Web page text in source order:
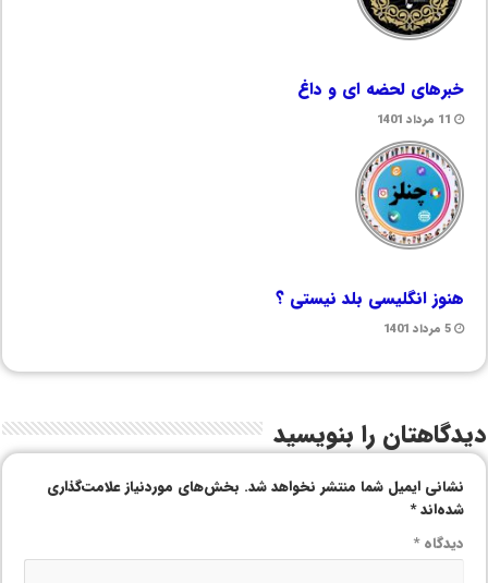
خبرهای لحضه ای و داغ
11 مرداد 1401
هنوز انگلیسی بلد نیستی ؟
5 مرداد 1401
دیدگاهتان را بنویسید
نشانی ایمیل شما منتشر نخواهد شد. بخش‌های موردنیاز علامت‌گذاری
شده‌اند*
دیدگاه*